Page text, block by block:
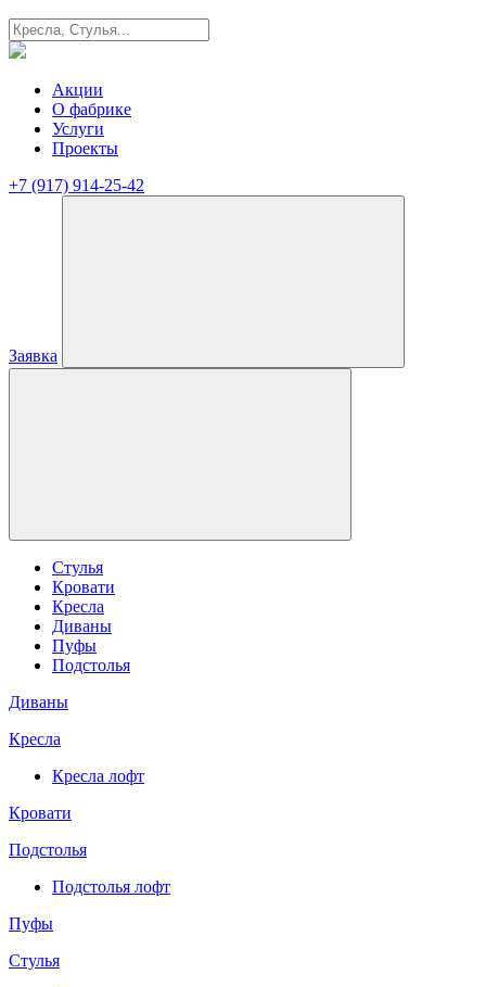
Акции
О фабрике
Услуги
Проекты
+7 (917) 914-25-42
Заявка
Стулья
Кровати
Кресла
Диваны
Пуфы
Подстолья
Диваны
Кресла
Кресла лофт
Кровати
Подстолья
Подстолья лофт
Пуфы
Стулья